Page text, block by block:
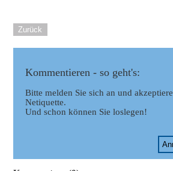
Zurück
Kommentieren - so geht's:
Bitte melden Sie sich an und
Netiquette.
Und schon können Sie loslegen!